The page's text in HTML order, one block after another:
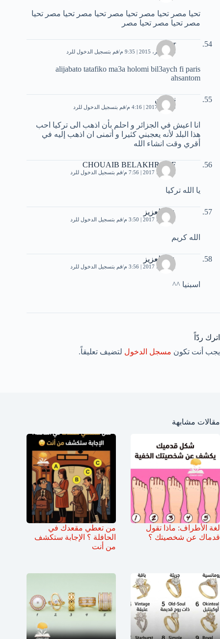
تحيا مصر تحيا مصر تحيا مصر تحيا مصر تحيا مصر تحيا
مصر تحيا مصر تحيا مصر
lazar
26 نوفمبر، 2015 | 9:35 م قم بتسجيل الدخول للرد
alijabato tatafiko ma3a holomi bil3aych fi paris
ahsantom
نسرين
3 يونيو، 2017 | 4:16 م قم بتسجيل الدخول للرد
انا اعيش في الجزائر و احلم بأن اذهب الى تركيا احب
هذا البلد لأنه يعجبني كثيرا و أتمنى ان اذهب إليه في
أقري وقت انشاء الله
CHOUAIB BELAKHROUF
14 يونيو، 2017 | 7:56 م قم بتسجيل الدخول للرد
يا الله تركيا
عبد العزيز
11 يوليو، 2017 | 3:50 م قم بتسجيل الدخول للرد
الله كريم
عبد العزيز
11 يوليو، 2017 | 3:56 م قم بتسجيل الدخول للرد
اسبنيا ^^
اترك ردّاً
يجب أنت تكون مسجل الدخول لتضيف تعليقاً.
مقالات مشابهة
لغة الأطراف: ماذا تقول
قدماك عن شخصيتك ؟
من تعطي مقعدك في
الحافلة ؟ الإجابة ستكشف
من أنت